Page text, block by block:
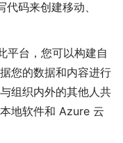
码来创建移动、
平台，您可以构建自
您的数据和内容进行
组织内外的其他人共
地软件和 Azure 云